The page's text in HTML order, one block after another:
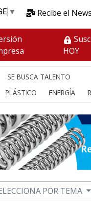
▼ Recibe el
HOY
SE BUSCA TALENTO
PLÁSTICO ENERGÍA
POR TEMA